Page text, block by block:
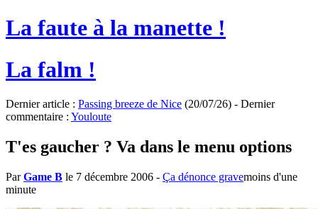
La faute à la manette !
La falm !
Dernier article : Passing breeze de Nice (20/07/26) - Dernier
commentaire : Youloute
T'es gaucher ? Va dans le menu options
ParGame B le 7 décembre 2006 - Ça dénonce gravemoins d'une
minute